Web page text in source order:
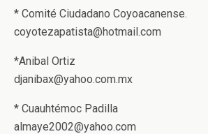
* Comité Ciudadano Coyoacanense.
coyotezapatista@hotmail.com
*Anibal Ortiz
djanibax@yahoo.com.mx
* Cuauhtémoc Padilla
almaye2002@yahoo.com